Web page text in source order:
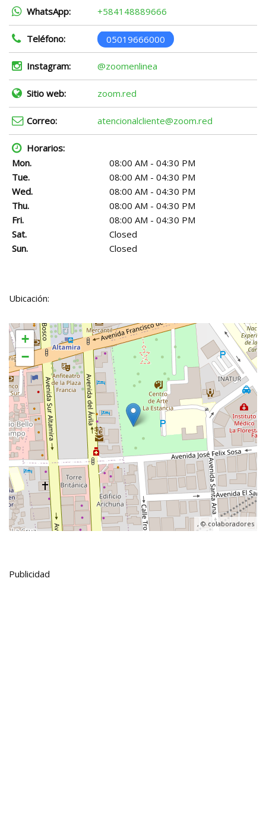
WhatsApp: +584148889666
Teléfono: 05019666000
Instagram: @zoomenlinea
Sitio web: zoom.red
Correo: atencionalcliente@zoom.red
Horarios:
Mon.
08:00 AM - 04:30 PM
Tue.
08:00 AM - 04:30 PM
Wed.
08:00 AM - 04:30 PM
Thu.
08:00 AM - 04:30 PM
Fri.
08:00 AM - 04:30 PM
Sat.
Closed
Sun.
Closed
Ubicación:
+
−
, ©colaboradores
Publicidad